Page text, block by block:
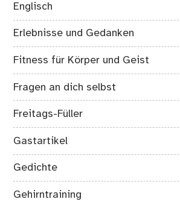
Englisch
Erlebnisse und Gedanken
Fitness für Körper und Geist
Fragen an dich selbst
Freitags-Füller
Gastartikel
Gedichte
Gehirntraining